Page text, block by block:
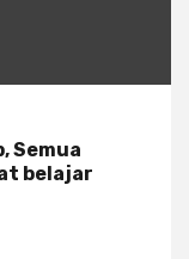
Semua
belajar